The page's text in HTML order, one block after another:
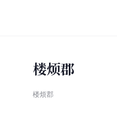
楼烦郡
楼烦郡